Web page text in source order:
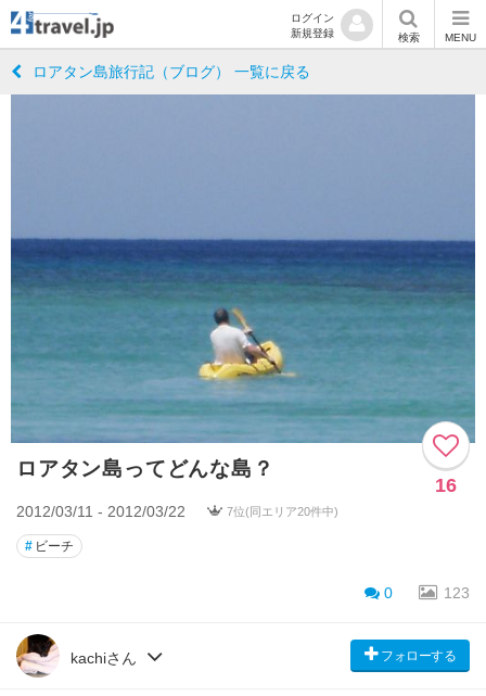
ログイン
新規登録
検索 MENU
ロアタン島旅行記（ブログ） 一覧に戻る
ロアタン島ってどんな島？
16
2012/03/11 - 2012/03/22 7位(同エリア20件中)
# ビーチ
0 123
kachiさん フォローする